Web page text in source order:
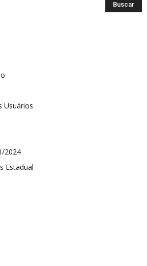
Usuários
2024
Estadual